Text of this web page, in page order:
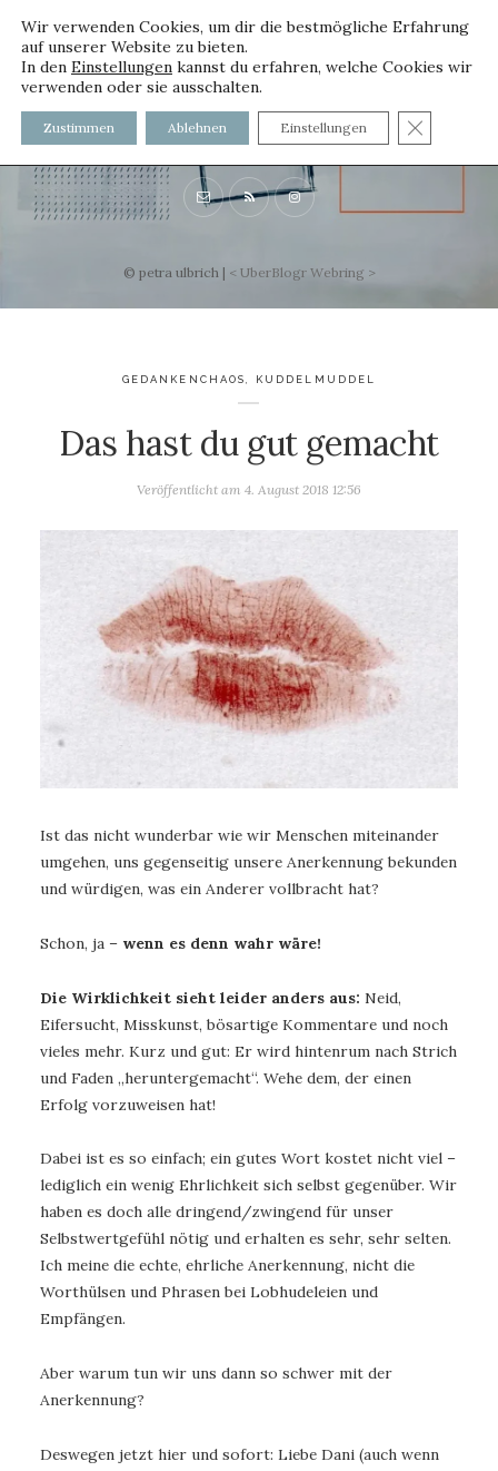
voller worte
mit und ohne Innenfutter
© petra ulbrich | < UberBlogr Webring >
GEDANKENCHAOS KUDDELMUDDEL
Das hast du gut gemacht
Veröffentlicht am 4. August 2018 12:56
Ist das nicht wunderbar wie wir Menschen miteinander
umgehen, uns gegenseitig unsere Anerkennung bekunden
und würdigen, was ein Anderer vollbracht hat?
Schon, ja – wenn es denn wahr wäre!
Die Wirklichkeit sieht leider anders aus: Neid,
Eifersucht, Misskunst, bösartige Kommentare und noch
vieles mehr. Kurz und gut: Er wird hintenrum nach Strich
und Faden „heruntergemacht“. Wehe dem, der einen
Erfolg vorzuweisen hat!
Dabei ist es so einfach; ein gutes Wort kostet nicht viel –
lediglich ein wenig Ehrlichkeit sich selbst gegenüber. Wir
haben es doch alle dringend/zwingend für unser
Selbstwertgefühl nötig und erhalten es sehr, sehr selten.
Ich meine die echte, ehrliche Anerkennung, nicht die
Worthülsen und Phrasen bei Lobhudeleien und
Empfängen.
Aber warum tun wir uns dann so schwer mit der
Anerkennung?
Deswegen jetzt hier und sofort: Liebe Dani (auch wenn
Wir verwenden Cookies, um dir die bestmögliche Erfahrung
auf unserer Website zu bieten.
In den Einstellungen kannst du erfahren, welche Cookies wir
verwenden oder sie ausschalten.
Zustimmen Ablehnen Einstellungen GDPR